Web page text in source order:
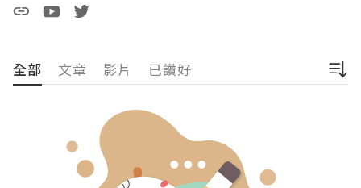
全部 文章 影片 已讚好